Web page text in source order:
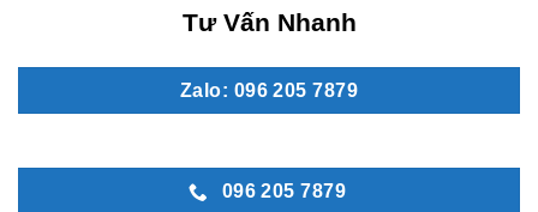
1.100.000 ₫.là:
Tư Vấn Nhanh
Zalo: 096 205 7879
096 205 7879